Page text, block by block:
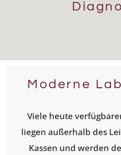
Moderne
Viele heute
liegen außerhalb des
Kassen und werden